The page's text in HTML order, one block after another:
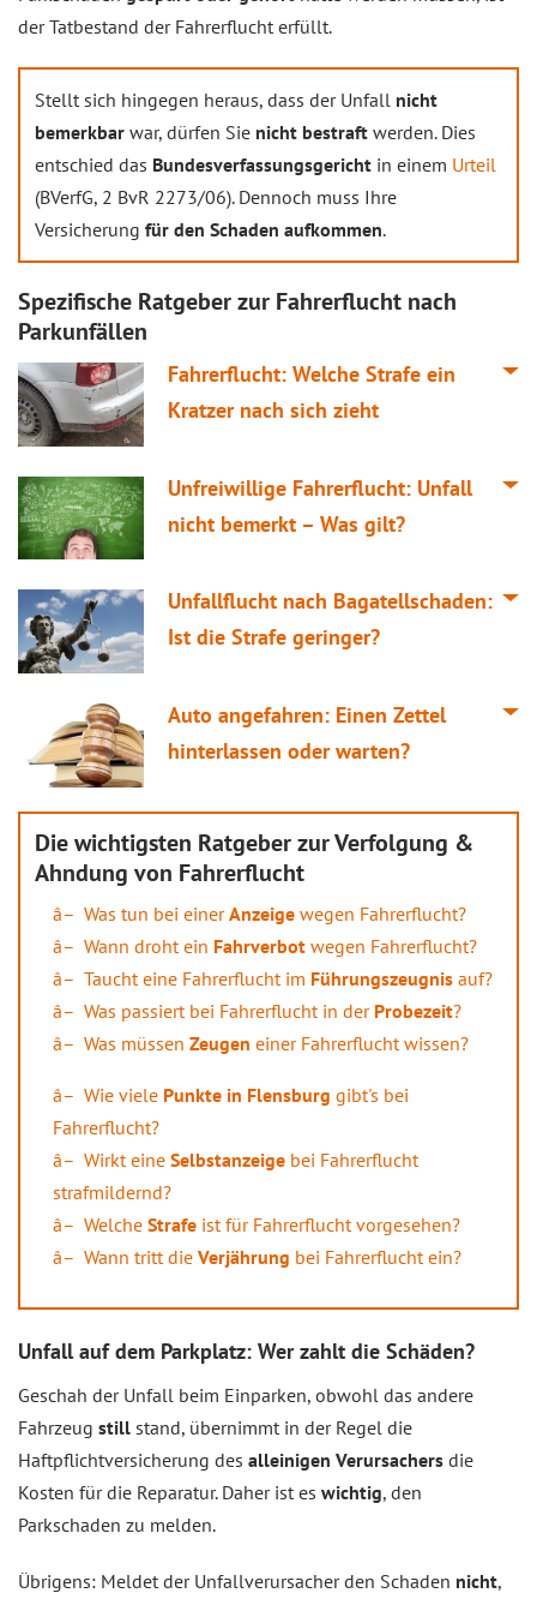
der Tatbestand der Fahrerflucht erfüllt.
Stellt sich hingegen heraus, dass der Unfall nicht
bemerkbar war, dürfen Sie nicht bestraft werden. Dies
entschied das Bundesverfassungsgericht in einem Urteil
(BVerfG, 2 BvR 2273/06). Dennoch muss Ihre
Versicherung für den Schaden aufkommen.
Spezifische Ratgeber zur Fahrerflucht nach
Parkunfällen
Fahrerflucht: Welche Strafe ein
Kratzer nach sich zieht
Unfreiwillige Fahrerflucht: Unfall
nicht bemerkt – Was gilt?
Unfallflucht nach Bagatellschaden:
Ist die Strafe geringer?
Auto angefahren: Einen Zettel
hinterlassen oder warten?
Die wichtigsten Ratgeber zur Verfolgung &
Ahndung von Fahrerflucht
Was tun bei einerAnzeige wegen Fahrerflucht?
Wann droht ein Fahrverbot wegen Fahrerflucht?
Taucht eine Fahrerflucht im Führungszeugnis auf?
Was passiert bei Fahrerflucht in der Probezeit?
Was müssen Zeugen einer Fahrerflucht wissen?
Wie viele Punkte in Flensburg gibt's bei
Fahrerflucht?
Wirkt eine Selbstanzeige bei Fahrerflucht
strafmildernd?
Welche Strafe ist für Fahrerflucht vorgesehen?
Wann tritt die Verjährung bei Fahrerflucht ein?
Unfall auf dem Parkplatz: Wer zahlt die Schäden?
Geschah der Unfall beim Einparken, obwohl das andere
Fahrzeug still stand, übernimmt in der Regel die
Haftpflichtversicherung des alleinigen Verursachers die
Kosten für die Reparatur. Daher ist es wichtig, den
Parkschaden zu melden.
Übrigens: Meldet der Unfallverursacher den Schaden nicht,